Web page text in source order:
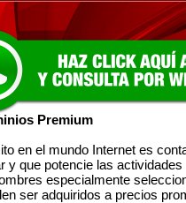
Premium
en el mundo Internet es
y que potencie las
especialmente
ser adquiridos a precios